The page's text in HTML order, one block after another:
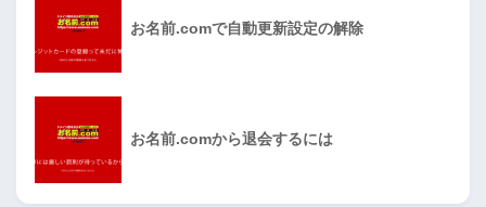
お名前.comで自動更新設定の解除
お名前.comから退会するには